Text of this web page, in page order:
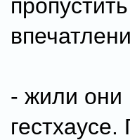
- жили они